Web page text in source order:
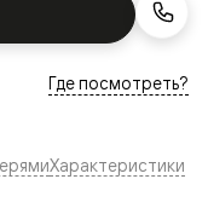
Где посмотреть?
Характеристики